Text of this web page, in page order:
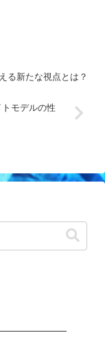
る新たな視点とは？
トモデルの性